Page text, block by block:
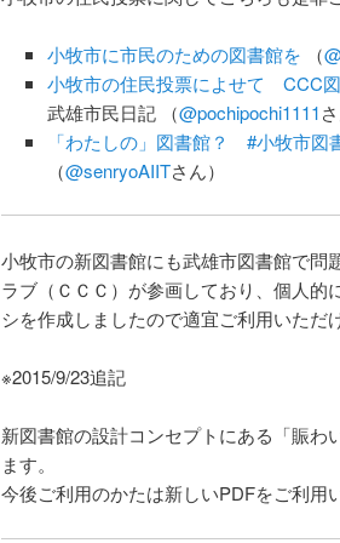
小牧市に市民のための図書館を （
小牧市の住民投票によせて CCC
武雄市民日記 （@pochipochi1111
「わたしの」図書館？ #小牧市
（@senryoAIITさん）
小牧市の新図書館にも武雄市図書館で問
ラブ（ＣＣＣ）が参画しており、個人的
シを作成しましたので適宜ご利用いただ
※2015/9/23追記
新図書館の設計コンセプトにある「賑わ
ます。
今後ご利用のかたは新しいPDFをご利用